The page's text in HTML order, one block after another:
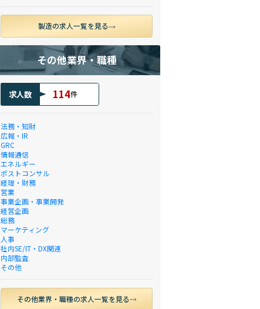
製造の求人一覧を見る
その他業界・職種
求人数 114件
法務・知財
広報・IR
GRC
情報通信
エネルギー
ポストコンサル
経理・財務
営業
事業企画・事業開発
経営企画
総務
マーケティング
人事
社内SE/IT・DX関連
内部監査
その他
その他業界・職種の求人一覧を見る